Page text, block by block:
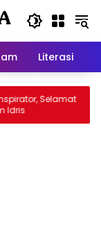
Literasi
Selamat